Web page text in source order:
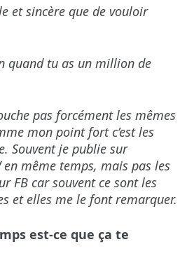
et sincère que de vouloir
quand tu as un million de
pas forcément les mêmes
mon point fort c’est les
Souvent je publie sur
même temps, mais pas les
FB car souvent ce sont les
et elles me le font remarquer.
est-ce que ça te